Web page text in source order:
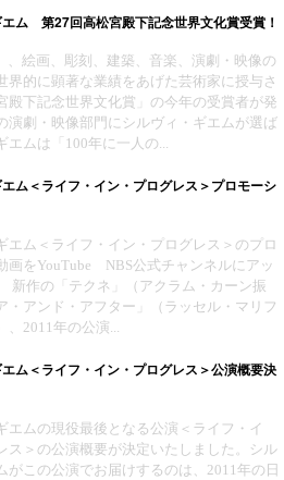
ム 第27回高松宮殿下記念世界文化賞受賞！
、絵画、彫刻、建築、音楽、演劇・映像の
界的に顕著な業績をあげた芸術家に授与さ
殿下記念世界文化賞」の今年の受賞者が発
演劇・映像部門にシルヴィ・ギエムが選ば
エムは「100年に一人の...
ム＜ライフ・イン・プログレス＞プロモーシ
エム＜ライフ・イン・プログレス＞のプロ
画をYouTube NBS公式チャンネルにアッ
新作の「テクネ」（アクラム・カーン振
・アンド・アフター」（ラッセル・マリフ
、2011年の公演...
ム＜ライフ・イン・プログレス＞公演概要決
エムの現役最後となる公演＜ライフ・イ
ス＞の公演概要が決定いたしました。シル
がこの公演でお届けするのは、2011年の日